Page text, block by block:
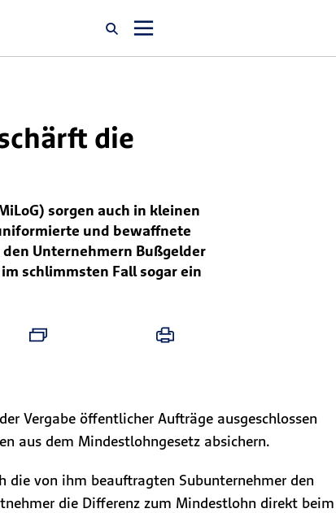
Über uns
Karriere
Jobsuche
die
sorgen auch in kleinen
und bewaffnete
Unternehmern Bußgelder
schlimmsten Fall sogar ein
Vergabe öffentlicher Aufträge ausgeschlossen
aus dem Mindestlohngesetz absichern.
die von ihm beauftragten Subunternehmer den
die Differenz zum Mindestlohn direkt beim